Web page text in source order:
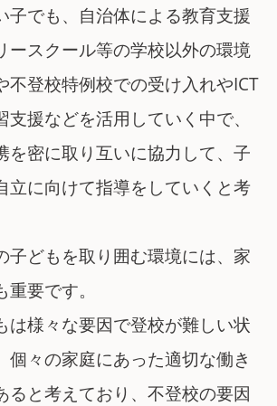
子でも、自治体による教育支援
ースクール等の学校以外の環境
不登校特例校での受け入れやICT
支援などを活用していく中で、
を密に取り互いに協力して、子
立に向けて指導をしていくと考
子どもを取り囲む環境には、家
要です。
は様々な要因で登校が難しい状
個々の家庭にあった適切な働き
ると考えており、不登校の要因